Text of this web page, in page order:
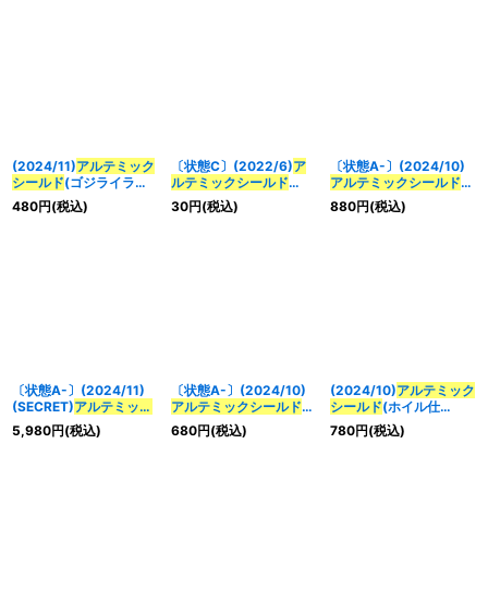
(2024/11)アルテミック
シールド(ゴジライラス
ト)【-】{BS44-092}
《白》
480円(税込)
〔状態C〕(2022/6)ア
ルテミックシールド
【C】{BS44-092}
《白》
30円(税込)
〔状態A-〕(2024/10)
アルテミックシールド
(SEEDFREEDOMイラス
ト)【-】{BS44-092}
880円(税込)
〔状態A-〕(2024/11)
(SECRET)アルテミック
シールド (BS68収録)
【C-SEC】{BS44-
5,980円(税込)
〔状態A-〕(2024/10)
アルテミックシールド
(ホイル仕
様/SEEDFREEDOMイラ
680円(税込)
(2024/10)アルテミック
シールド(ホイル仕
様/SEEDFREEDOMイラ
スト)【-】{BS44-092}
780円(税込)